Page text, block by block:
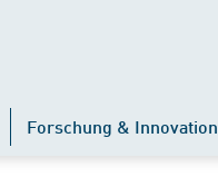
Forschung & Innovation